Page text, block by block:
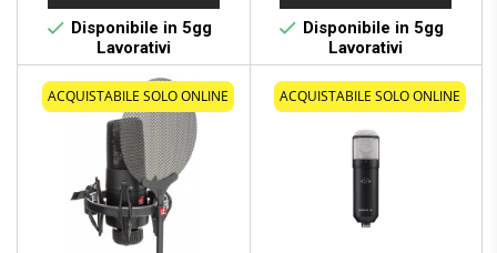
 Disponibile in 5gg
Lavorativi
 Disponibile in 5gg
Lavorativi
ACQUISTABILE SOLO ONLINE ACQUISTABILE SOLO ONLINE